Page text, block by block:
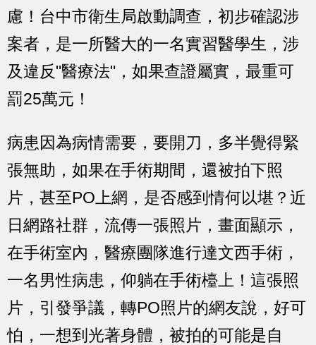
慮！台中市衛生局啟動調查，初步確認涉
案者，是一所醫大的一名實習醫學生，涉
及違反"醫療法"，如果查證屬實，最重可
罰25萬元！
病患因為病情需要，要開刀，多半覺得緊
張無助，如果在手術期間，還被拍下照
片，甚至PO上網，是否感到情何以堪？近
日網路社群，流傳一張照片，畫面顯示，
在手術室內，醫療團隊進行達文西手術，
一名男性病患，仰躺在手術檯上！這張照
片，引發爭議，轉PO照片的網友說，好可
怕，一想到光著身體，被拍的可能是自